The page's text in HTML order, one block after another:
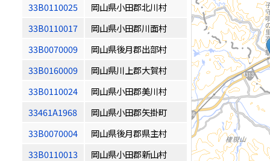
33B0110025
岡山県小田郡北川村
33B0110017
岡山県小田郡川面村
33B0070009
岡山県後月郡出部村
33B0160009
岡山県川上郡大賀村
33B0110024
岡山県小田郡美川村
33461A1968
岡山県小田郡矢掛町
33B0070004
岡山県後月郡県主村
33B0110013
岡山県小田郡新山村